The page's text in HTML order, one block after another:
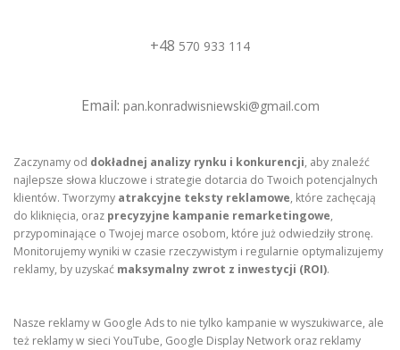
+48 570 933 114
Email: pan.konradwisniewski@gmail.com
Zaczynamy od dokładnej analizy rynku i konkurencji, aby znaleźć
najlepsze słowa kluczowe i strategie dotarcia do Twoich potencjalnych
klientów. Tworzymy atrakcyjne teksty reklamowe, które zachęcają
do kliknięcia, oraz precyzyjne kampanie remarketingowe,
przypominające o Twojej marce osobom, które już odwiedziły stronę.
Monitorujemy wyniki w czasie rzeczywistym i regularnie optymalizujemy
reklamy, by uzyskać maksymalny zwrot z inwestycji (ROI).
Nasze reklamy w Google Ads to nie tylko kampanie w wyszukiwarce, ale
też reklamy w sieci YouTube, Google Display Network oraz reklamy